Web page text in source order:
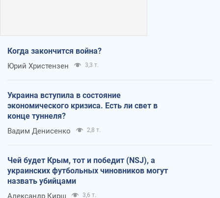
Когда закончится война?
Юрий Христензен 3,3 т.
Украина вступила в состояние
экономического кризиса. Есть ли свет в
конце туннеля?
Вадим Денисенко 2,8 т.
Чей будет Крым, тот и победит (NSJ), а
украинских футбольных чиновников могут
назвать убийцами
Александр Кирш 3,6 т.